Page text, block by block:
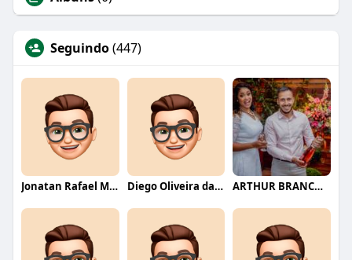
Seguindo(447)
Jonatan Rafael Mello Diego Oliveira da Motta ARTHUR BRANCO FERNANDES